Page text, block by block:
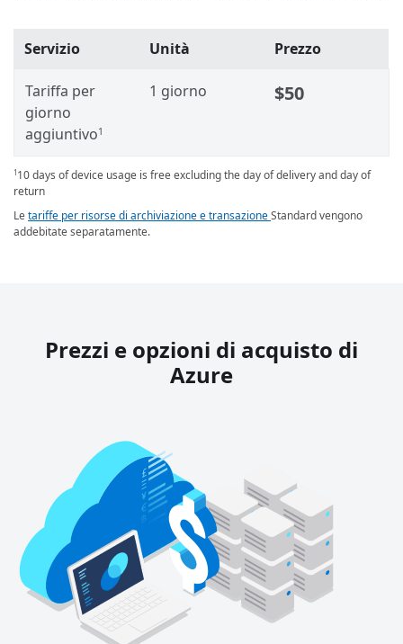
Servizio Unità Prezzo
Tariffa per
giorno
aggiuntivo1
1 giorno $50
1 10 days of device usage is free excluding the day of delivery and day of
return
Letariffe per risorse di archiviazione e transazioneStandard vengono
addebitate separatamente.
Prezzi e opzioni di acquisto di
Azure